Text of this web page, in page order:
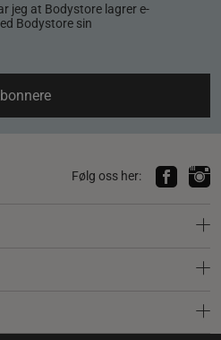
jeg at Bodystore lagrer e-
Bodystore sin
Følg oss her: